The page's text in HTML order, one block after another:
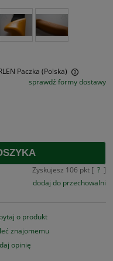
Paczka (Polska)
płatnościsprawdź formy dostawy
Zyskujesz 106 pkt [ ? ]
dodaj do przechowalni
o produkt
znajomemu
opinię